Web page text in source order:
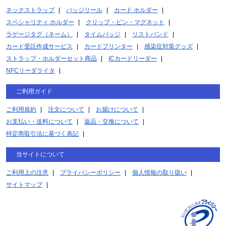
ネックストラップ バッジリール
カード ホルダー
スペシャリティ ホルダー
クリップ・ピン・マグネット
ラゲージタグ（ネーム）
タイムバッジ
リストバンド
カード受託作成サービス
カードプリンター
感染症対策グッズ
ストラップ・ホルダーセット商品
ICカードリーダー
NFCリーダライタ
ご利用ガイド
ご利用規約 注文について
お届けについて
お支払い・送料について
返品・交換について
特定商取引法に基づく表記
当サイトについて
ご利用上の注意 プライバシーポリシー
個人情報の取り扱い
サイトマップ